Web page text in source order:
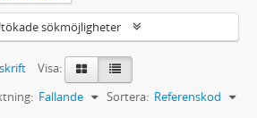
sökmöjligheter
Visa:
Sortera: Referenskod
Fallande